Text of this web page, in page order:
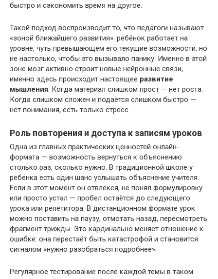
быстро и сэкономить время на другое.
Такой подход воспроизводит то, что педагоги называют
«зоной ближайшего развития»: ребёнок работает на
уровне, чуть превышающем его текущие возможности, но
не настолько, чтобы это вызывало панику. Именно в этой
зоне мозг активно строит новые нейронные связи,
именно здесь происходит настоящее развитие
мышления. Когда материал слишком прост — нет роста.
Когда слишком сложен и подаётся слишком быстро —
нет понимания, есть только стресс.
Роль повторения и доступа к записям уроков
Одна из главных практических ценностей онлайн-
формата — возможность вернуться к объяснению
столько раз, сколько нужно. В традиционной школе у
ребёнка есть один шанс услышать объяснение учителя.
Если в этот момент он отвлёкся, не понял формулировку
или просто устал — пробел остаётся до следующего
урока или репетитора. В дистанционном формате урок
можно поставить на паузу, отмотать назад, пересмотреть
фрагмент трижды. Это кардинально меняет отношение к
ошибке: она перестаёт быть катастрофой и становится
сигналом «нужно разобраться подробнее».
Регулярное тестирование после каждой темы в таком